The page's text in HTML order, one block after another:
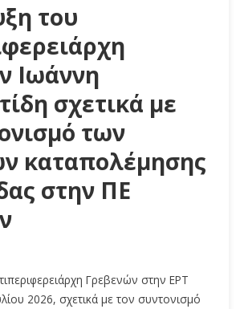
του
Ιωάννη
σχετικά με
των
καταπολέμησης
στην ΠΕ
Γρεβενών στην ΕΡΤ
2026, σχετικά με τον συντονισμό